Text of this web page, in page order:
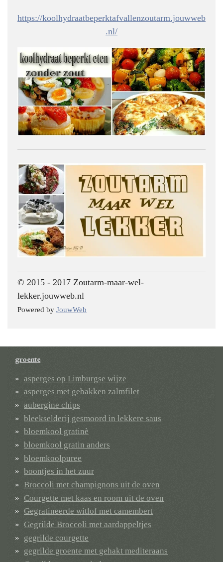
https://koolhydraatbeperktafvallenzoutarm.jouwweb
.nl/
© 2015 - 2017 Zoutarm-maar-wel-
lekker.jouwweb.nl
Powered by JouwWeb
groente
asperges op Limburgse wijze
asperges met gebakken zalmfilet
aubergine chips
bleekselderij gesmoord in lekkere saus
bloemkool gratinè
bloemkool gratin anders
bloemkoolpuree
boontjes in het zuur
Broccoli met champignons uit de oven
Courgette met kaas en room uit de oven
Gegratineerde witlof met camembert
Gegrilde Broccoli met aardappeltjes
gegrilde courgette
gegrilde groente met gehakt mediteraans